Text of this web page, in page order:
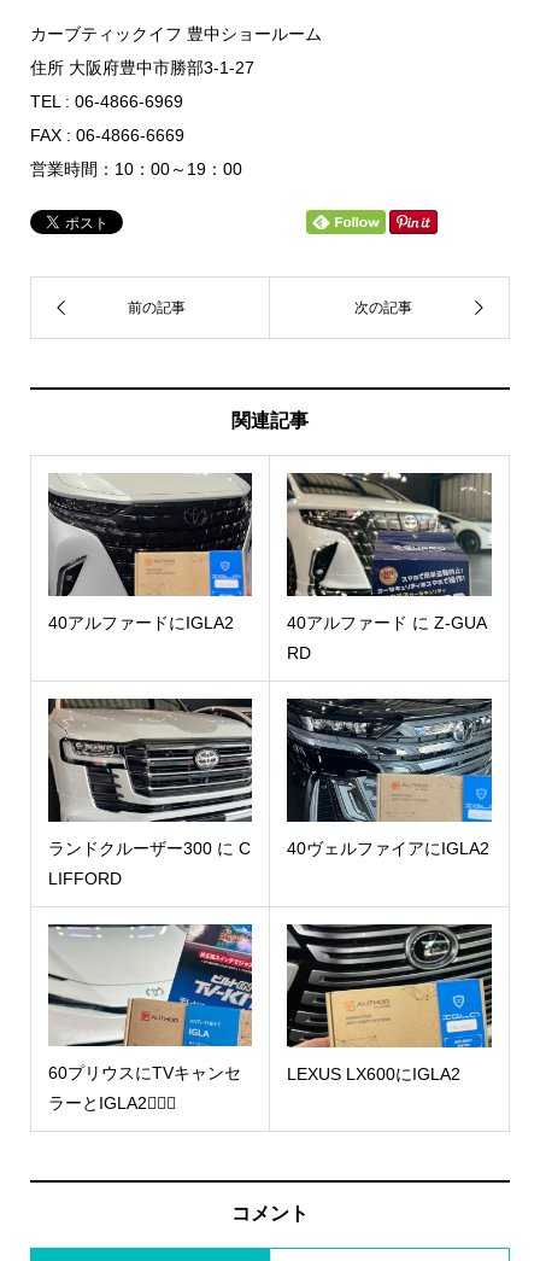
カーブティックイフ 豊中ショールーム
住所 大阪府豊中市勝部3-1-27
TEL : 06-4866-6969
FAX : 06-4866-6669
営業時間：10：00～19：00
関連記事
40アルファードにIGLA2
40アルファード に Z-GUA
RD
ランドクルーザー300 に C
LIFFORD
40ヴェルファイアにIGLA2
60プリウスにTVキャンセ
ラーとIGLA2🧜🏻‍♀️
LEXUS LX600にIGLA2
コメント